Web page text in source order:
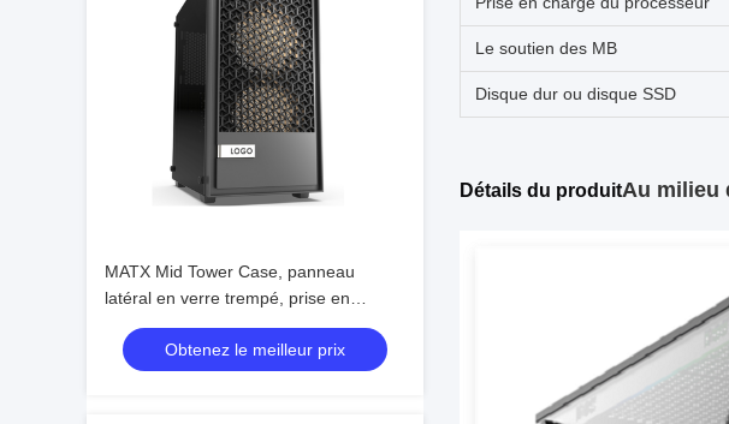
MATX Mid Tower Case, panneau
latéral en verre trempé, prise en
charge du processeur graphique AIO
de 240 mm et de 300 mm
Obtenez le meilleur prix
Le soutien des MB
Disque dur ou disque SSD
Détails du produitAu milieu